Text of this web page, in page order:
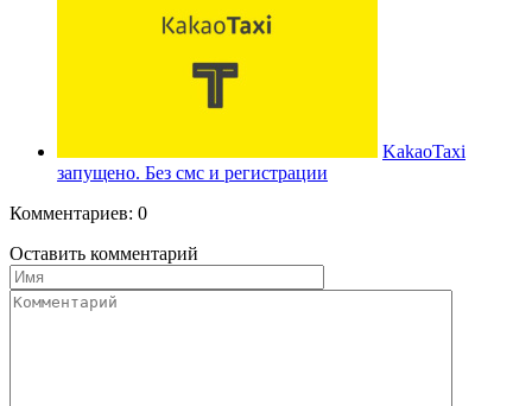
KakaoTaxi
запущено. Без смс и регистрации
Комментариев: 0
Оставить комментарий